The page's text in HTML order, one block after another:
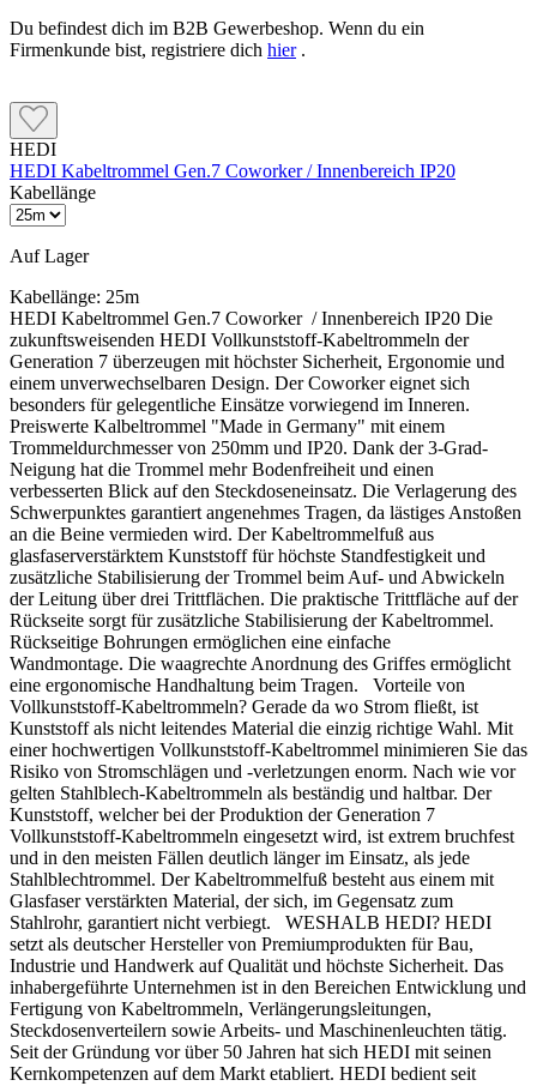
Du befindest dich im B2B Gewerbeshop. Wenn du ein
Firmenkunde bist, registriere dich hier.
HEDI
HEDI Kabeltrommel Gen.7 Coworker / Innenbereich IP20
Kabellänge
Auf Lager
Kabellänge: 25m
HEDI Kabeltrommel Gen.7 Coworker / Innenbereich IP20 Die
zukunftsweisenden HEDI Vollkunststoff-Kabeltrommeln der
Generation 7 überzeugen mit höchster Sicherheit, Ergonomie und
einem unverwechselbaren Design. Der Coworker eignet sich
besonders für gelegentliche Einsätze vorwiegend im Inneren.
Preiswerte Kalbeltrommel "Made in Germany" mit einem
Trommeldurchmesser von 250mm und IP20. Dank der 3-Grad-
Neigung hat die Trommel mehr Bodenfreiheit und einen
verbesserten Blick auf den Steckdoseneinsatz. Die Verlagerung des
Schwerpunktes garantiert angenehmes Tragen, da lästiges Anstoßen
an die Beine vermieden wird. Der Kabeltrommelfuß aus
glasfaserverstärktem Kunststoff für höchste Standfestigkeit und
zusätzliche Stabilisierung der Trommel beim Auf- und Abwickeln
der Leitung über drei Trittflächen. Die praktische Trittfläche auf der
Rückseite sorgt für zusätzliche Stabilisierung der Kabeltrommel.
Rückseitige Bohrungen ermöglichen eine einfache
Wandmontage. Die waagrechte Anordnung des Griffes ermöglicht
eine ergonomische Handhaltung beim Tragen. Vorteile von
Vollkunststoff-Kabeltrommeln? Gerade da wo Strom fließt, ist
Kunststoff als nicht leitendes Material die einzig richtige Wahl. Mit
einer hochwertigen Vollkunststoff-Kabeltrommel minimieren Sie das
Risiko von Stromschlägen und -verletzungen enorm. Nach wie vor
gelten Stahlblech-Kabeltrommeln als beständig und haltbar. Der
Kunststoff, welcher bei der Produktion der Generation 7
Vollkunststoff-Kabeltrommeln eingesetzt wird, ist extrem bruchfest
und in den meisten Fällen deutlich länger im Einsatz, als jede
Stahlblechtrommel. Der Kabeltrommelfuß besteht aus einem mit
Glasfaser verstärkten Material, der sich, im Gegensatz zum
Stahlrohr, garantiert nicht verbiegt. WESHALB HEDI? HEDI
setzt als deutscher Hersteller von Premiumprodukten für Bau,
Industrie und Handwerk auf Qualität und höchste Sicherheit. Das
inhabergeführte Unternehmen ist in den Bereichen Entwicklung und
Fertigung von Kabeltrommeln, Verlängerungsleitungen,
Steckdosenverteilern sowie Arbeits- und Maschinenleuchten tätig.
Seit der Gründung vor über 50 Jahren hat sich HEDI mit seinen
Kernkompetenzen auf dem Markt etabliert. HEDI bedient seit